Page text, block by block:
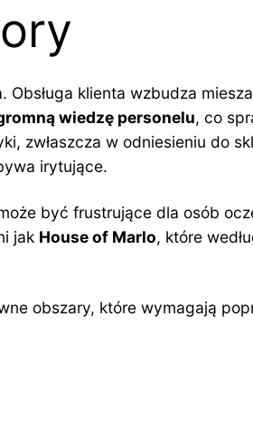
klienta wzbudza
wiedzę personelu, co
zwłaszcza w odniesieniu do
irytujące.
być frustrujące dla osób
jak House of Marlo, które
obszary, które wymagają